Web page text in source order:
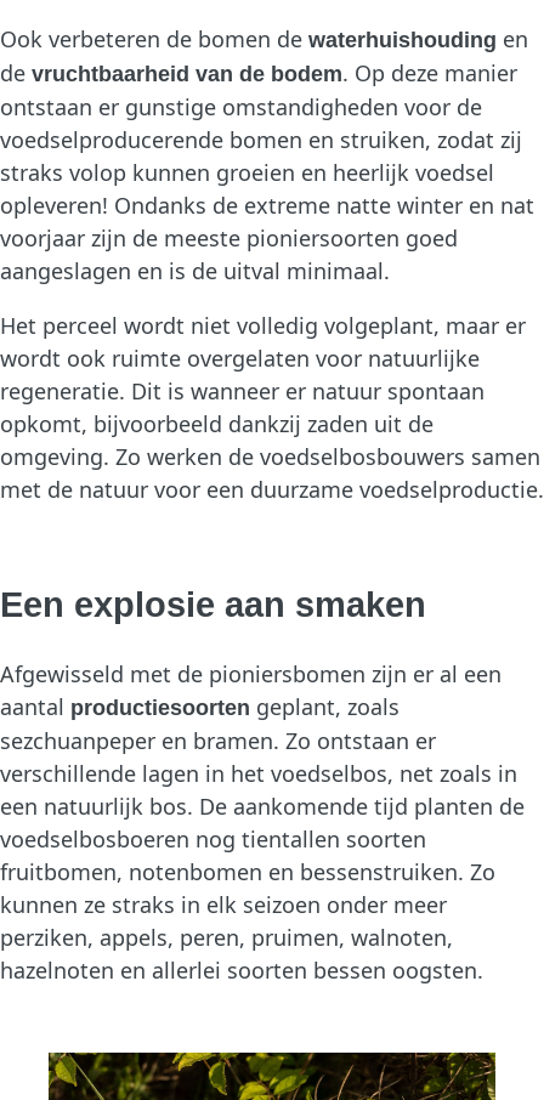
Ook verbeteren de bomen de waterhuishouding en
de vruchtbaarheid van de bodem. Op deze manier
ontstaan er gunstige omstandigheden voor de
voedselproducerende bomen en struiken, zodat zij
straks volop kunnen groeien en heerlijk voedsel
opleveren! Ondanks de extreme natte winter en nat
voorjaar zijn de meeste pioniersoorten goed
aangeslagen en is de uitval minimaal.
Het perceel wordt niet volledig volgeplant, maar er
wordt ook ruimte overgelaten voor natuurlijke
regeneratie. Dit is wanneer er natuur spontaan
opkomt, bijvoorbeeld dankzij zaden uit de
omgeving. Zo werken de voedselbosbouwers samen
met de natuur voor een duurzame voedselproductie.
Een explosie aan smaken
Afgewisseld met de pioniersbomen zijn er al een
aantal productiesoorten geplant, zoals
sezchuanpeper en bramen. Zo ontstaan er
verschillende lagen in het voedselbos, net zoals in
een natuurlijk bos. De aankomende tijd planten de
voedselbosboeren nog tientallen soorten
fruitbomen, notenbomen en bessenstruiken. Zo
kunnen ze straks in elk seizoen onder meer
perziken, appels, peren, pruimen, walnoten,
hazelnoten en allerlei soorten bessen oogsten.